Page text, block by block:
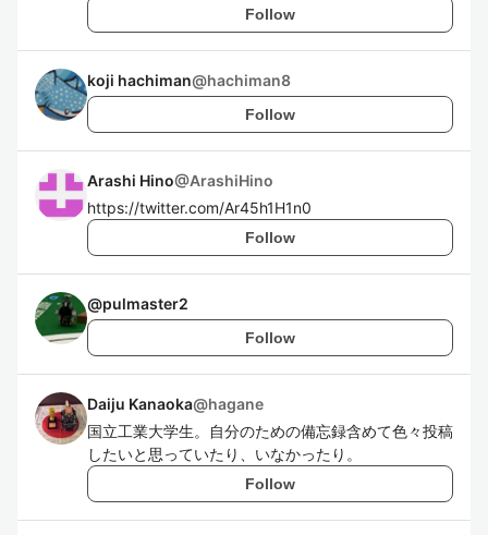
Follow
koji hachiman@hachiman8
Follow
Arashi Hino@ArashiHino
https://twitter.com/Ar45h1H1n0
Follow
@pulmaster2
Follow
Daiju Kanaoka@hagane
国立工業大学生。自分のための備忘録含めて色々投稿
したいと思っていたり、いなかったり。
Follow